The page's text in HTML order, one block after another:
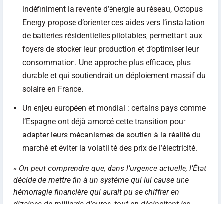
indéfiniment la revente d’énergie au réseau, Octopus
Energy propose d’orienter ces aides vers l’installation
de batteries résidentielles pilotables, permettant aux
foyers de stocker leur production et d’optimiser leur
consommation. Une approche plus efficace, plus
durable et qui soutiendrait un déploiement massif du
solaire en France.
Un enjeu européen et mondial : certains pays comme
l’Espagne ont déjà amorcé cette transition pour
adapter leurs mécanismes de soutien à la réalité du
marché et éviter la volatilité des prix de l’électricité.
« On peut comprendre que, dans l’urgence actuelle, l’État
décide de mettre fin à un système qui lui cause une
hémorragie financière qui aurait pu se chiffrer en